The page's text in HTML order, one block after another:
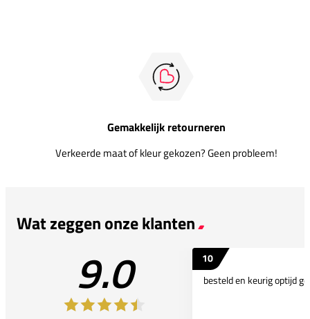
Gemakkelijk retourneren
Verkeerde maat of kleur gekozen? Geen probleem!
Wat zeggen onze klanten
9.0
10
besteld en keurig optijd